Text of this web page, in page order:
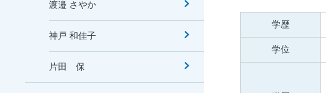
学歴
学位
渡邉 さやか
神戸 和佳子
片田 保